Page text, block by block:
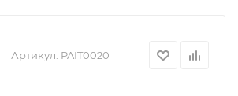
Артикул: PAIT0020